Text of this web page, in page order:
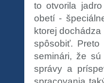
to otvorila
obetí -
ktorej
spôsobiť. Preto
seminári, že
správy a